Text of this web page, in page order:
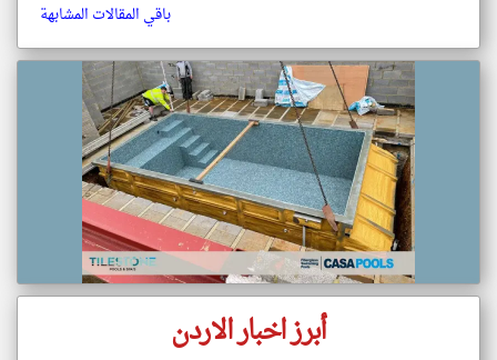
باقي المقالات المشابهة
أبرز اخبار الاردن